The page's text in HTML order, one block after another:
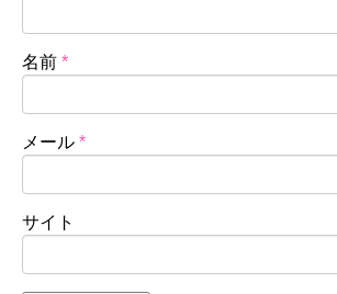
名前 *
メール *
サイト